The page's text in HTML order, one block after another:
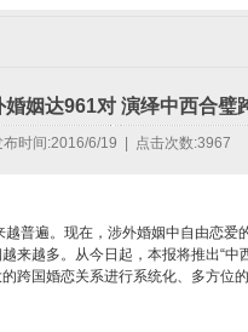
婚姻达961对 演绎中西合璧
布时间:2016/6/19 | 点击次数:3967
普遍。现在，涉外婚姻中自由恋
来越多。从今日起，本报将推出“
跨国婚恋关系进行系统化、多方位